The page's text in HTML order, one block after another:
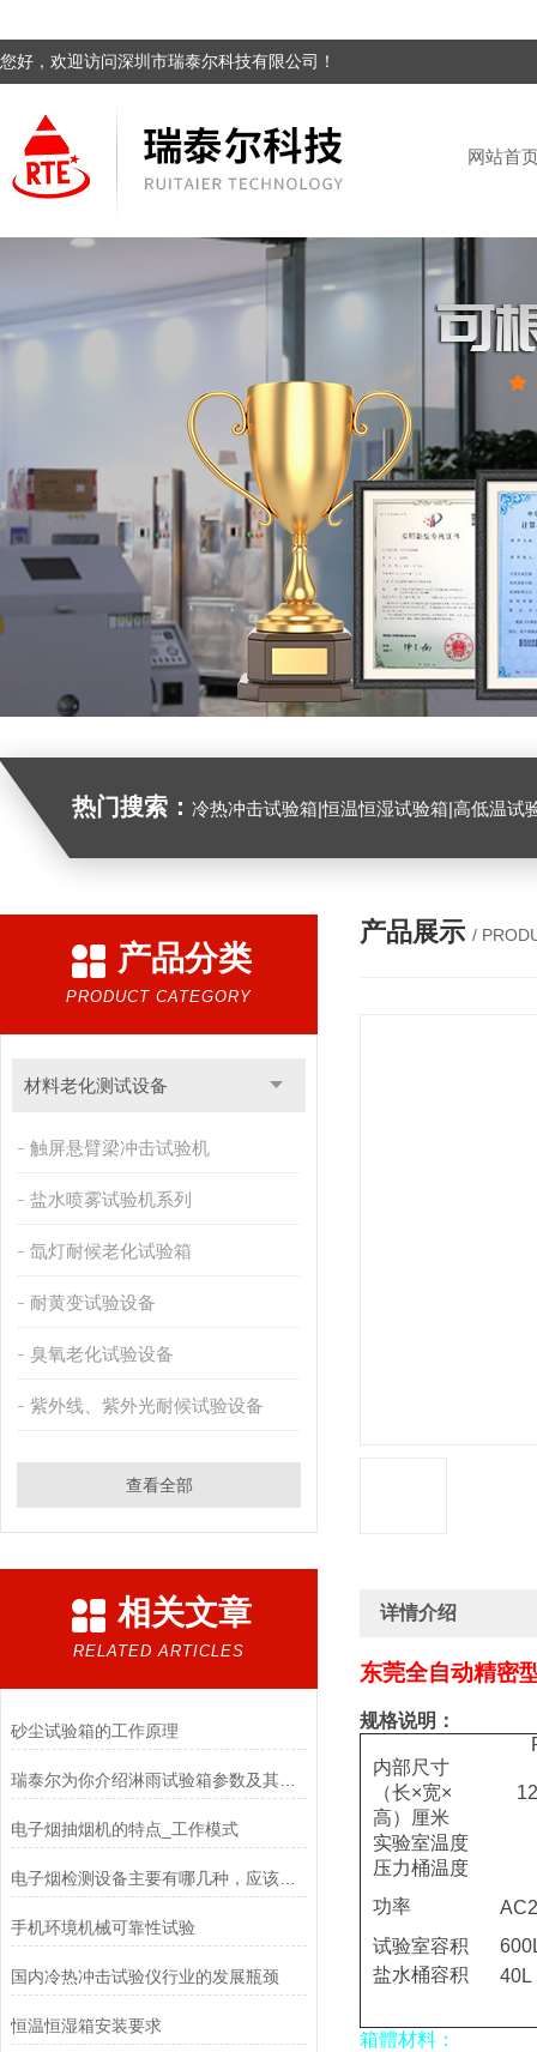
您好，欢迎访问深圳市瑞泰尔科技有限公司！
网站首
热门搜索： 冷热冲击试验箱|恒温恒湿试验箱|高低温试验箱|高低温交变试验箱|盐雾机|紫外线试验机|淋雨试验箱|臭氧试验箱|振动试
产品分类
PRODUCT CATEGORY
材料老化测试设备
触屏悬臂梁冲击试验机
盐水喷雾试验机系列
氙灯耐候老化试验箱
耐黄变试验设备
臭氧老化试验设备
紫外线、紫外光耐候试验设备
查看全部
相关文章
RELATED ARTICLES
砂尘试验箱的工作原理
瑞泰尔为你介绍淋雨试验箱参数及其使用注意
电子烟抽烟机的特点_工作模式
电子烟检测设备主要有哪几种，应该怎么选择
手机环境机械可靠性试验
国内冷热冲击试验仪行业的发展瓶颈
恒温恒湿箱安装要求
产品展示 /
详情介绍
东莞全自动精密
规格说明：
内部尺寸
（长×宽×
高） 厘米
实验室温度
压力桶温度
功率
试验室容积
盐水桶容积
40L
箱體材料：